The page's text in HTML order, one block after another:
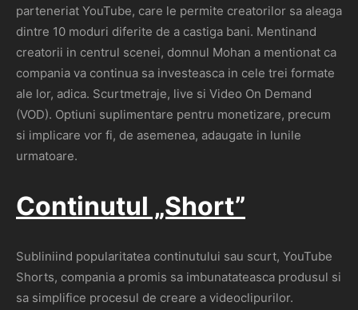
parteneriat YouTube, care le permite creatorilor sa aleaga
dintre 10 moduri diferite de a castiga bani. Mentinand
creatorii in centrul scenei, domnul Mohan a mentionat ca
compania va continua sa investeasca in cele trei formate
ale lor, adica. Scurtmetraje, live si Video On Demand
(VOD). Optiuni suplimentare pentru monetizare, precum
si implicare vor fi, de asemenea, adaugate in lunile
urmatoare.
Continutul „Short”
Subliniind popularitatea continutului sau scurt, YouTube
Shorts, compania a promis sa imbunatateasca produsul si
sa simplifice procesul de creare a videoclipurilor.